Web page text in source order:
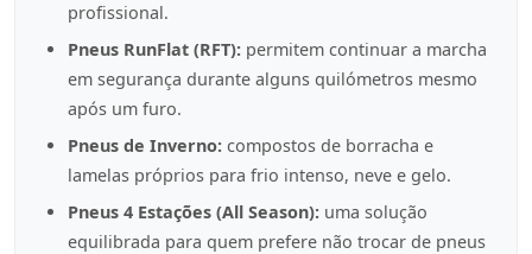
profissional.
Pneus RunFlat (RFT): permitem continuar a marcha
em segurança durante alguns quilómetros mesmo
após um furo.
Pneus de Inverno: compostos de borracha e
lamelas próprios para frio intenso, neve e gelo.
Pneus 4 Estações (All Season): uma solução
equilibrada para quem prefere não trocar de pneus